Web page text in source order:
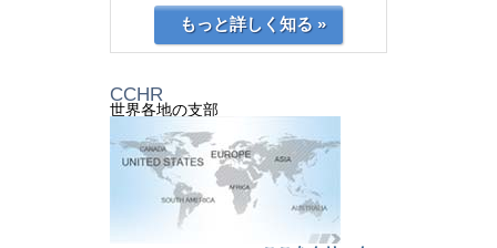
もっと詳しく知る »
CCHR
世界各地の支部